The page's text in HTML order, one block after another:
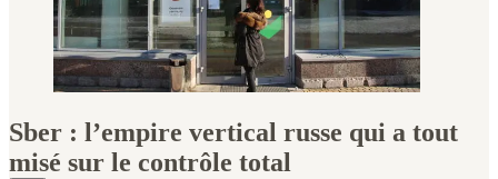
Sber : l’empire vertical russe qui a tout
misé sur le contrôle total